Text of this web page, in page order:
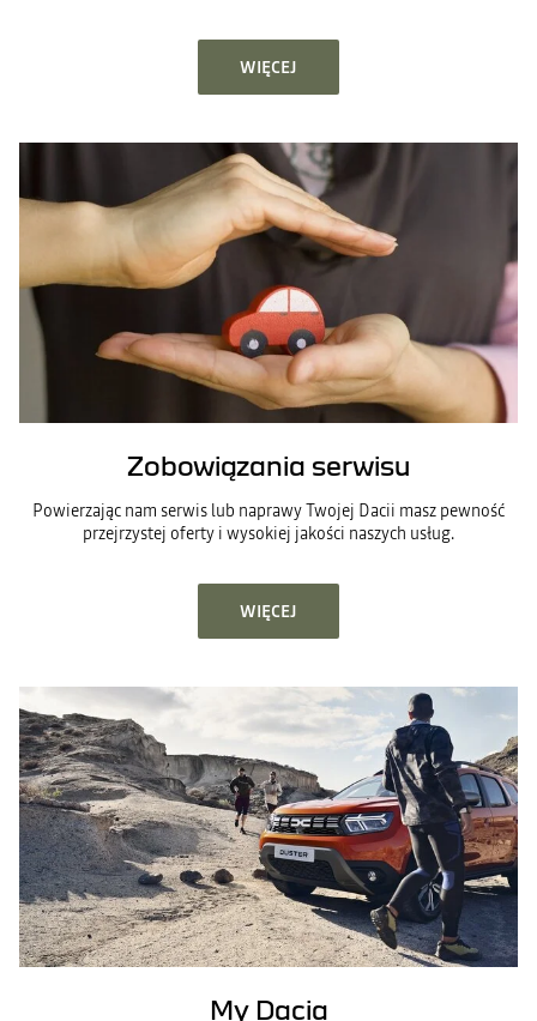
WIĘCEJ
Zobowiązania serwisu
Powierzając nam serwis lub naprawy Twojej Dacii masz pewność
przejrzystej oferty i wysokiej jakości naszych usług.
WIĘCEJ
My Dacia